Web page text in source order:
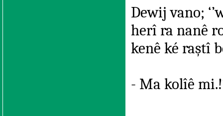
Dewij vano;
herî ra nanê
kenê ké raştî
- Ma kolîê